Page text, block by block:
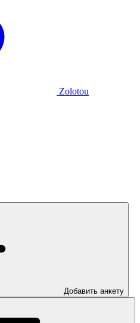
Zolotou
Добавить анкету